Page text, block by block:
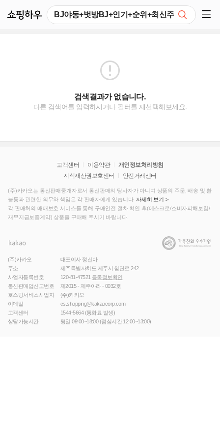
검색결과가 없습니다.
다른 검색어를 입력하시거나 필터를 재선택해보세요.
고객센터 이용약관
개인정보처리방침
지식재산권보호센터
안전거래센터
(주)카카오는 통신판매중개자로서 통신판매의 당사자가 아니며 상품의 주문, 배송 및 환
불등과 관련한 의무와 책임은 각 판매자에게 있습니다. 자세히 보기 >
각 판매처의 매매보호 서비스를 통해 구매안전 절차 확인 후(에스크로/소비자피해보험/
재무지금보증계약) 상품을 구매해 주시기 바랍니다.
(주)카카오
대표이사 정신아
주소
제주특별자치도 제주시 첨단로 242
사업자등록번호
120-81-47521 등록정보확인
통신판매업신고번호
제2015 - 제주아라 - 0032호
호스팅서비스사업자
(주)카카오
이메일
cs.shopping@kakaocorp.com
고객센터
1544-5664(통화료 발생)
상담가능시간
평일 09:00~18:00 (점심시간 12:00~13:00)